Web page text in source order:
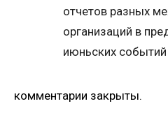
отчетов разных
организаций в
июньских событий
комментарии закрыты.